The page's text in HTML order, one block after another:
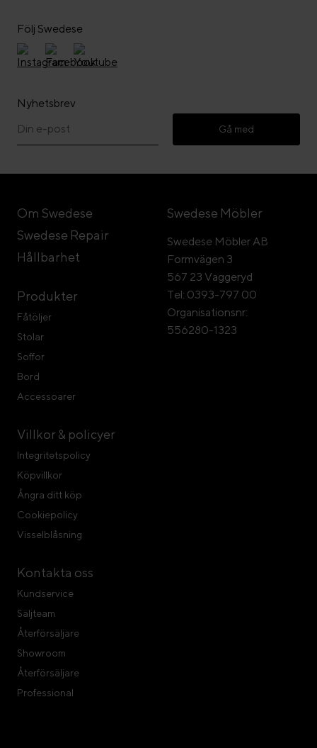
Följ Swedese
Nyhetsbrev
Gå med
Om Swedese
Swedese Repair
Hållbarhet
Produkter
Fåtöljer
Stolar
Soffor
Bord
Accessoarer
Villkor & policyer
Integritetspolicy
Köpvillkor
Ångra ditt köp
Cookiepolicy
Visselblåsning
Kontakta oss
Kundservice
Säljteam
Återförsäljare
Showroom
Återförsäljare
Professional
Swedese Möbler
Swedese Möbler AB
Formvägen 3
567 23 Vaggeryd
Tel: 0393-797 00
Organisationsnr:
556280-1323